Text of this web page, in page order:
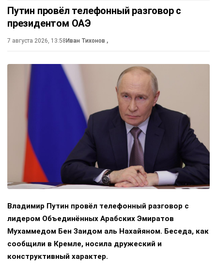
Путин провёл телефонный разговор с
президентом ОАЭ
7 августа 2026, 13:58 Иван Тихонов ,
Владимир Путин провёл телефонный разговор с
лидером Объединённых Арабских Эмиратов
Мухаммедом Бен Заидом аль Нахайяном. Беседа, как
сообщили в Кремле, носила дружеский и
конструктивный характер.